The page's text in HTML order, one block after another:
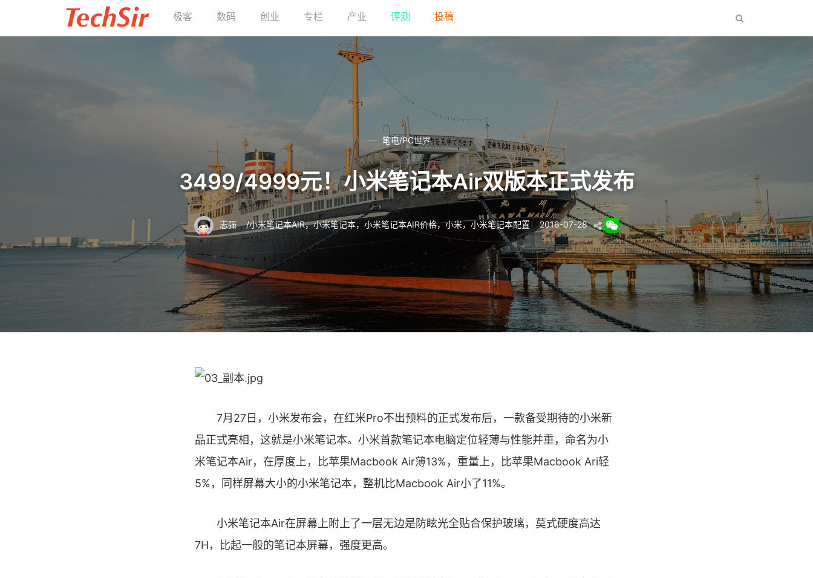
极客 数码 创业 专栏 产业 评测 投稿
笔电/PC世界
3499/4999元！小米笔记本Air双版本正式发布
志强 /小米笔记本AIR，小米笔记本， 小米笔记本AIR价格，小米，小米笔记本配置 2016-07-28
7月27日，小米发布会，在红米Pro不出预料的正式发布后，一款备受期待的小米新
品正式亮相，这就是小米笔记本。小米首款笔记本电脑定位轻薄与性能并重，命名为小
米笔记本Air，在厚度上，比苹果Macbook Air薄13%，重量上，比苹果Macbook Ari轻
5%，同样屏幕大小的小米笔记本，整机比Macbook Air小了11%。
小米笔记本Air在屏幕上附上了一层无边是防眩光全贴合保护玻璃，莫式硬度高达
7H，比起一般的笔记本屏幕，强度更高。